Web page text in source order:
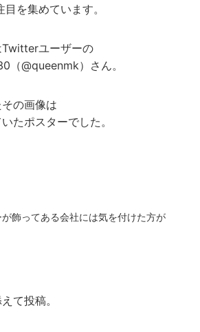
を集めています。
ユーザーの
（@queenmk）さん。
の画像は
たポスターでした。
が飾ってある会社には気を付けた方が
て投稿。